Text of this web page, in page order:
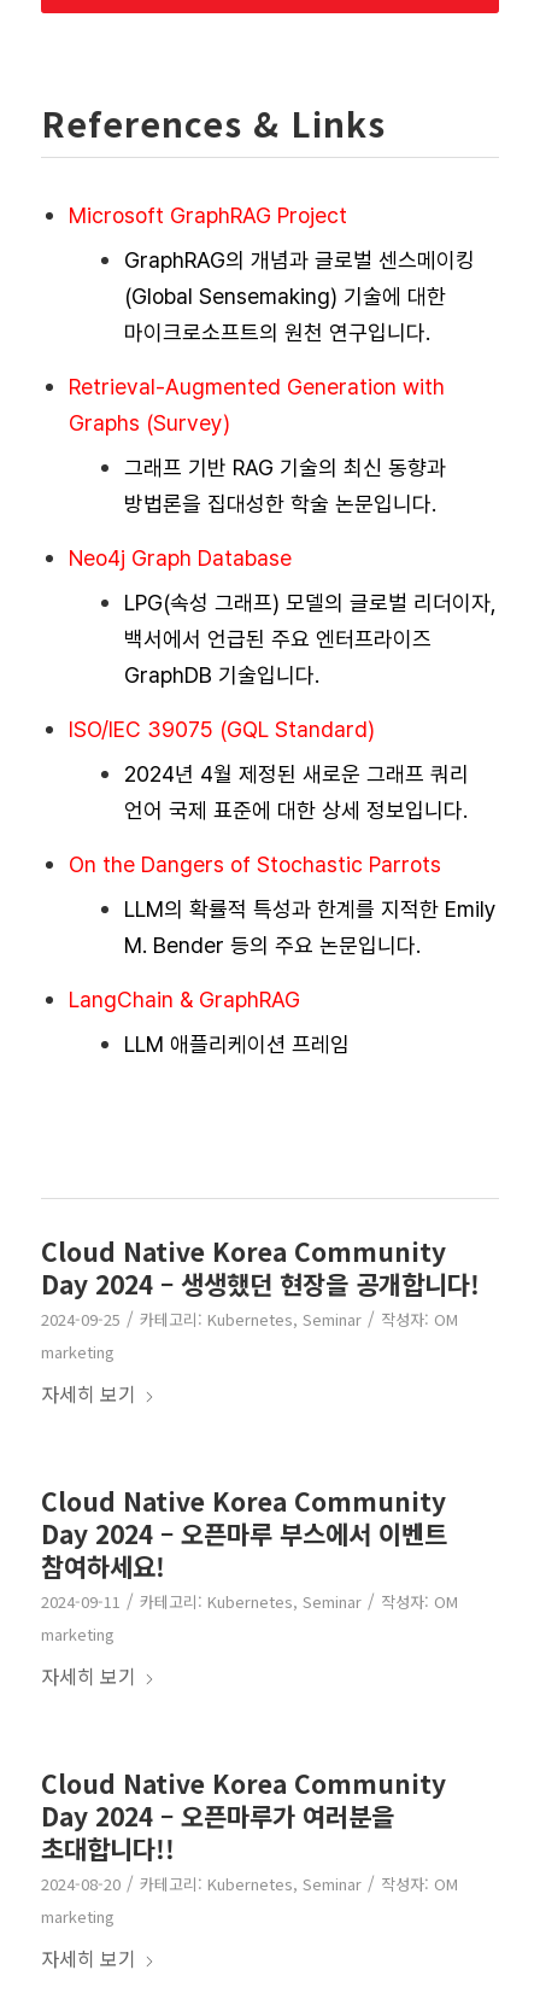
References & Links
Microsoft GraphRAG Project
GraphRAG의 개념과 글로벌 센스메이킹
(Global Sensemaking) 기술에 대한
마이크로소프트의 원천 연구입니다.
Retrieval-Augmented Generation with
Graphs (Survey)
그래프 기반 RAG 기술의 최신 동향과
방법론을 집대성한 학술 논문입니다.
Neo4j Graph Database
LPG(속성 그래프) 모델의 글로벌 리더이자,
백서에서 언급된 주요 엔터프라이즈
GraphDB 기술입니다.
ISO/IEC 39075 (GQL Standard)
2024년 4월 제정된 새로운 그래프 쿼리
언어 국제 표준에 대한 상세 정보입니다.
On the Dangers of Stochastic Parrots
LLM의 확률적 특성과 한계를 지적한 Emily
M. Bender 등의 주요 논문입니다.
LangChain & GraphRAG
LLM 애플리케이션 프레임
Cloud Native Korea Community
Day 2024 – 생생했던 현장을 공개합니다!
2024-09-25 / 카테고리: Kubernetes, Seminar / 작성자: OM
marketing
자세히 보기
Cloud Native Korea Community
Day 2024 – 오픈마루 부스에서 이벤트
참여하세요!
2024-09-11 / 카테고리: Kubernetes, Seminar / 작성자: OM
marketing
자세히 보기
Cloud Native Korea Community
Day 2024 – 오픈마루가 여러분을
초대합니다!!
2024-08-20 / 카테고리: Kubernetes, Seminar / 작성자: OM
marketing
자세히 보기